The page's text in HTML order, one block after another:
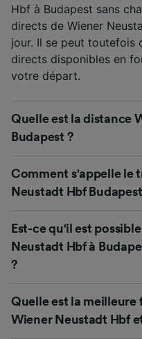
Hbf à Budapest sans
directs de Wiener
jour. Il se peut toutefois
directs disponibles en
votre départ.
Quelle est la distance
Budapest ?
Comment s'appelle le
Neustadt Hbf
Est-ce qu'il est
Neustadt Hbf à
?
Quelle est la meilleure
Wiener Neustadt Hbf